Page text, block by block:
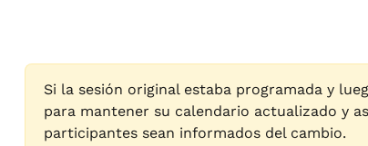
Si la sesión original estaba programada y
para mantener su calendario actualizado y
participantes sean informados del cambio.